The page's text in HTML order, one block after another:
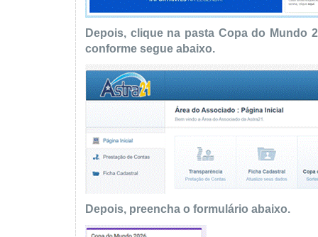
Depois, clique na pasta Copa do Mundo
conforme segue abaixo.
Depois, preencha o formulário abaixo.